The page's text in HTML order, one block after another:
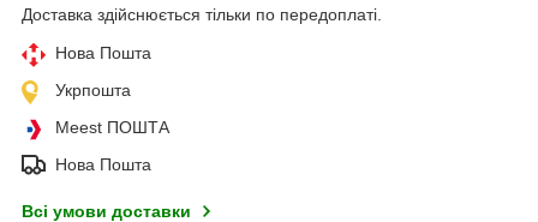
Доставка здійснюється тільки по передоплаті.
Нова Пошта
Укрпошта
Meest ПОШТА
Нова Пошта
Всі умови доставки